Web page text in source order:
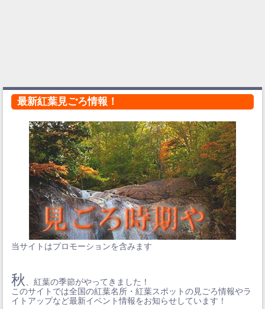
最新紅葉見ごろ情報！
当サイトはプロモーションを含みます
秋
、紅葉の季節がやってきました！
このサイトでは全国の紅葉名所・紅葉スポットの見ごろ情報やラ
イトアップなど最新イベント情報をお知らせしています！